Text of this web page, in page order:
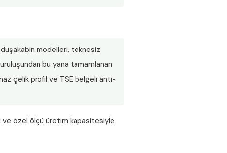
duşakabin modelleri, teknesiz
bu yana tamamlanan
çelik profil ve TSE belgeli anti-
özel ölçü üretim kapasitesiyle